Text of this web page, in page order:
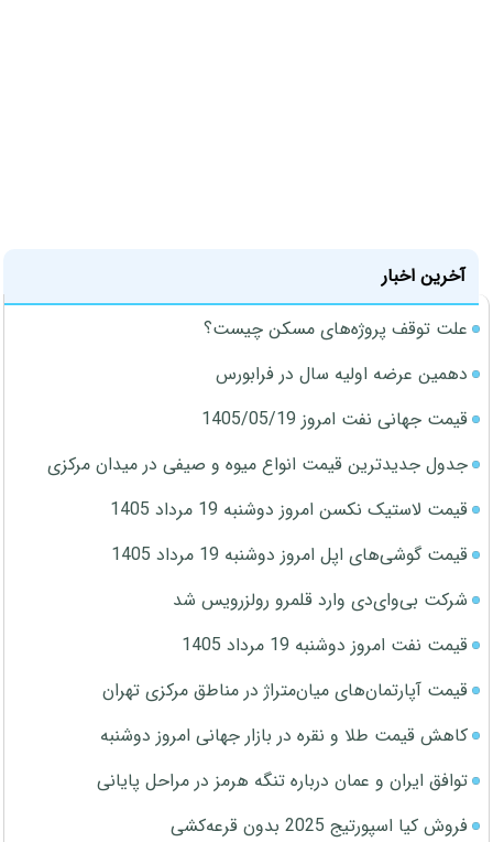
آخرین اخبار
علت توقف پروژه‌های مسکن چیست؟
دهمین عرضه اولیه سال در فرابورس
قیمت جهانی نفت امروز 1405/05/19
جدول جدیدترین قیمت انواع میوه و صیفی در میدان مرکزی
قیمت لاستیک نکسن امروز دوشنبه 19 مرداد 1405
قیمت گوشی‌های اپل امروز دوشنبه 19 مرداد 1405
شرکت بی‌وای‌دی وارد قلمرو رولزرویس شد
قیمت نفت امروز دوشنبه 19 مرداد 1405
قیمت آپارتمان‌های میان‌متراژ در مناطق مرکزی تهران
کاهش قیمت طلا و نقره در بازار جهانی امروز دوشنبه
توافق ایران و عمان درباره تنگه هرمز در مراحل پایانی
فروش کیا اسپورتیج 2025 بدون قرعه‌کشی